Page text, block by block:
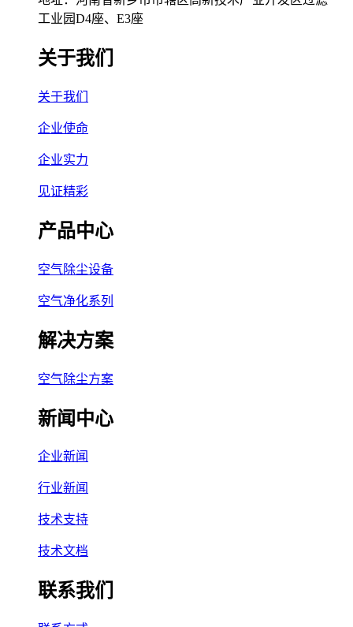
工业园D4座、E3座
关于我们
关于我们
企业使命
企业实力
见证精彩
产品中心
空气除尘设备
空气净化系列
解决方案
空气除尘方案
新闻中心
企业新闻
行业新闻
技术支持
技术文档
联系我们